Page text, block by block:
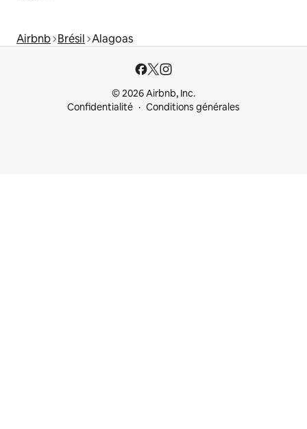
Airbnb Brésil Alagoas
© 2026 Airbnb, Inc.
Confidentialité
Conditions générales